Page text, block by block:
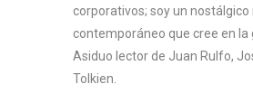
corporativos; soy un
contemporáneo que cree en la
Asiduo lector de Juan Rulfo,
Tolkien.